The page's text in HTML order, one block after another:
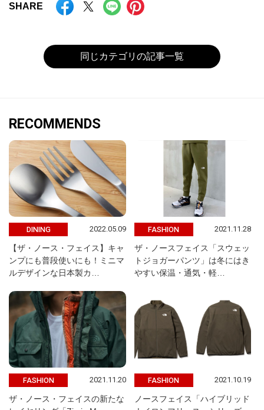
SHARE
同じカテゴリの記事一覧
RECOMMENDS
DINING 2022.05.09
【ザ・ノース・フェイス】キャ
ンプにも普段使いにも！ミニマ
ルデザインな日本製カ…
FASHION 2021.11.28
ザ・ノースフェイス「スウェッ
トジョガーパンツ」は冬にはき
やすい保温・通気・軽…
FASHION 2021.11.20
ザ・ノース・フェイスの新たな
FASHION 2021.10.19
ノースフェイス「ハイブリッド